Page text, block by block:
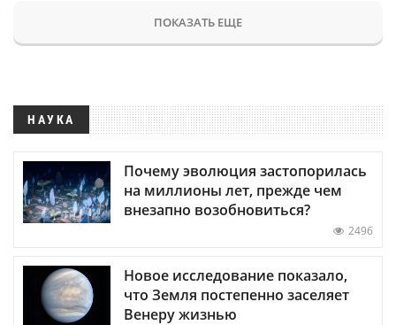
ПОКАЗАТЬ ЕЩЕ
НАУКА
Почему эволюция застопорилась
на миллионы лет, прежде чем
внезапно возобновиться?
2496
Новое исследование показало,
что Земля постепенно заселяет
Венеру жизнью